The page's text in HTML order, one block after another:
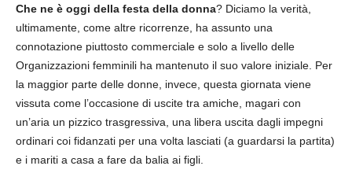
Che ne è oggi della festa della donna? Diciamo la verità,
ultimamente, come altre ricorrenze, ha assunto una
connotazione piuttosto commerciale e solo a livello delle
Organizzazioni femminili ha mantenuto il suo valore iniziale. Per
la maggior parte delle donne, invece, questa giornata viene
vissuta come l’occasione di uscite tra amiche, magari con
un’aria un pizzico trasgressiva, una libera uscita dagli impegni
ordinari coi fidanzati per una volta lasciati (a guardarsi la partita)
e i mariti a casa a fare da balia ai figli.